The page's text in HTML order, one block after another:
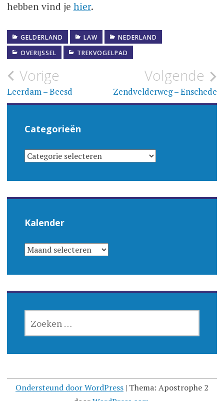
hebben vind je hier.
GELDERLAND LAW
NEDERLAND
OVERIJSSEL
TREKVOGELPAD
Bericht
navigatie
Vorige
Leerdam – Beesd
Volgende
Zendvelderweg – Enschede
Categorieën
CATEGORIEËN
Kalender
KALENDER
NAAR:
Ondersteund door WordPress | Thema: Apostrophe 2